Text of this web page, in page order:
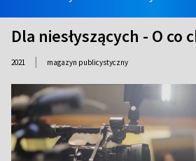
Dla niesłyszących - O co
2021 | magazyn publicystyczny